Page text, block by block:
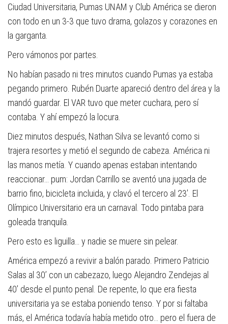
Ciudad Universitaria, Pumas UNAM y Club América se dieron
con todo en un 3-3 que tuvo drama, golazos y corazones en
la garganta.
Pero vámonos por partes.
No habían pasado ni tres minutos cuando Pumas ya estaba
pegando primero. Rubén Duarte apareció dentro del área y la
mandó guardar. El VAR tuvo que meter cuchara, pero sí
contaba. Y ahí empezó la locura.
Diez minutos después, Nathan Silva se levantó como si
trajera resortes y metió el segundo de cabeza. América ni
las manos metía. Y cuando apenas estaban intentando
reaccionar… pum: Jordan Carrillo se aventó una jugada de
barrio fino, bicicleta incluida, y clavó el tercero al 23’. El
Olímpico Universitario era un carnaval. Todo pintaba para
goleada tranquila.
Pero esto es liguilla… y nadie se muere sin pelear.
América empezó a revivir a balón parado. Primero Patricio
Salas al 30’ con un cabezazo, luego Alejandro Zendejas al
40’ desde el punto penal. De repente, lo que era fiesta
universitaria ya se estaba poniendo tenso. Y por si faltaba
más, el América todavía había metido otro… pero el fuera de